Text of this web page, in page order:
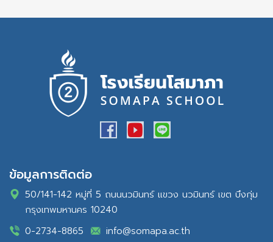
ข้อมูลการติดต่อ
50/141-142 หมู่ที่ 5 ถนนนวมินทร์ แขวง นวมินทร์ เขต บึงกุ่ม
กรุงเทพมหานคร 10240
0-2734-8865
info@somapa.ac.th